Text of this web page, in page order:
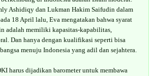
Ashidiqy dan Lukman Hakim Saifudin dalam
18 April lalu, Eva mengatakan bahwa syarat
adalah memiliki kapasitas-kapabilitas,
Dan hanya dengan kualifikasi seperti bisa
menuju Indonesia yang adil dan sejahtera.
harus dijadikan barometer untuk membawa